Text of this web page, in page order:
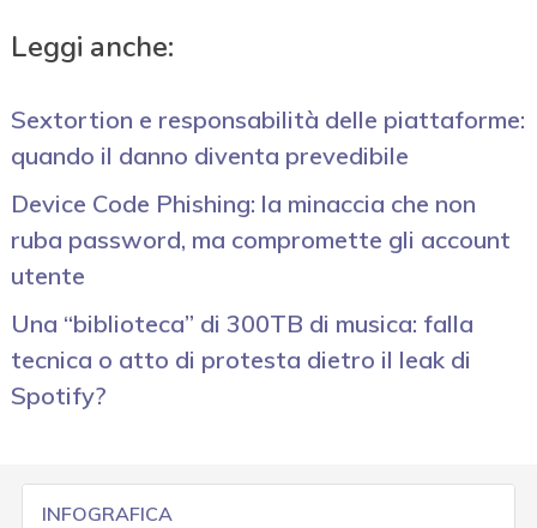
Leggi anche:
Sextortion e responsabilità delle piattaforme:
quando il danno diventa prevedibile
Device Code Phishing: la minaccia che non
ruba password, ma compromette gli account
utente
Una “biblioteca” di 300TB di musica: falla
tecnica o atto di protesta dietro il leak di
Spotify?
INFOGRAFICA